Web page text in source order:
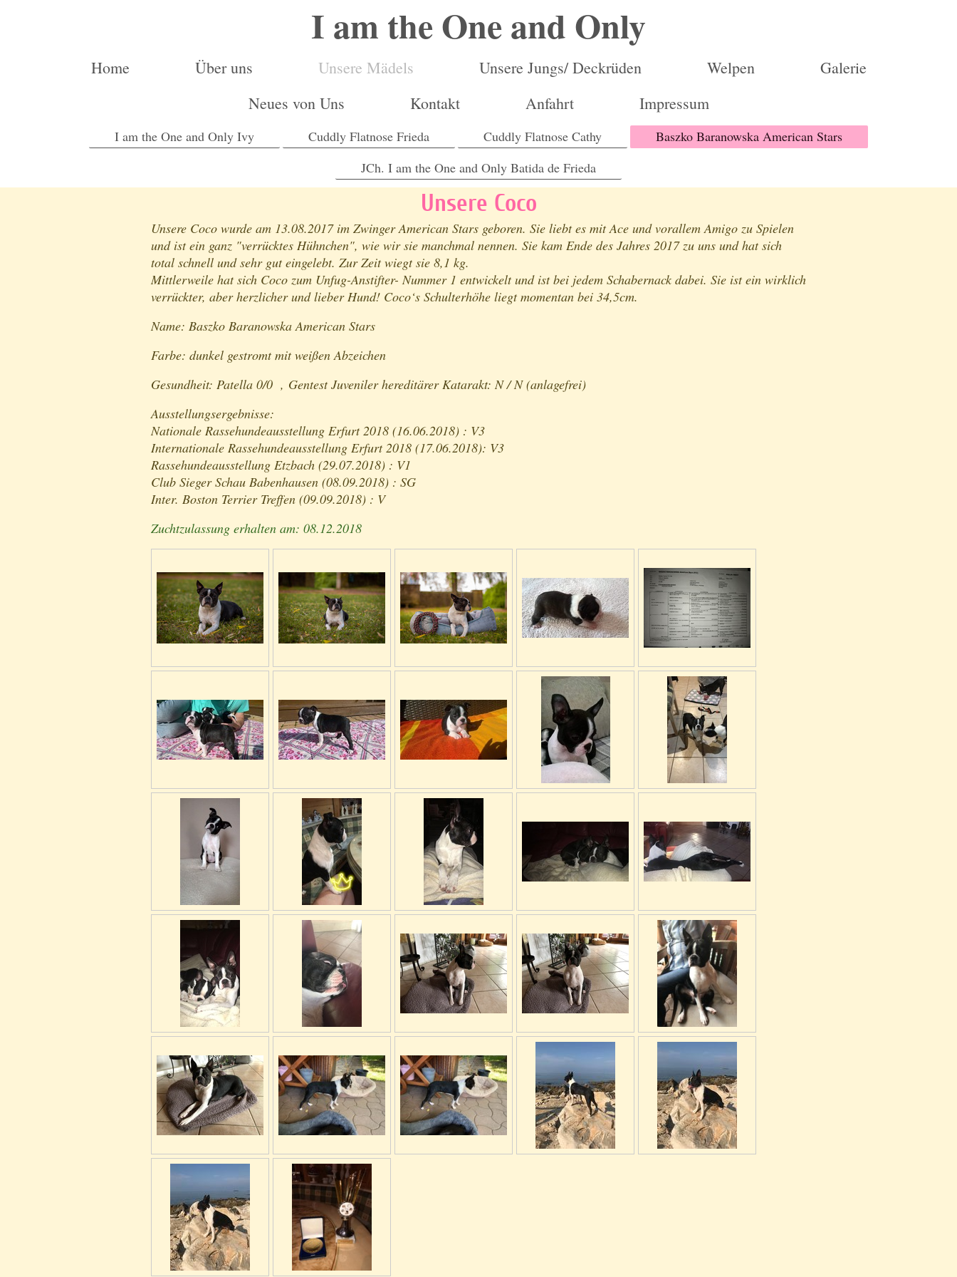
I am the One and Only
Home Über uns Unsere Mädels Unsere Jungs/ Deckrüden Welpen
Galerie
Neues von Uns
Kontakt Anfahrt Impressum
I am the One and Only Ivy Cuddly Flatnose Frieda Cuddly Flatnose Cathy
Baszko Baranowska American Stars
JCh. I am the One and Only Batida de Frieda
Unsere Coco
Unsere Coco wurde am 13.08.2017 im Zwinger American Stars geboren. Sie liebt es mit Ace und vorallem Amigo zu Spielen
und ist ein ganz "verrücktes Hühnchen", wie wir sie manchmal nennen. Sie kam Ende des Jahres 2017 zu uns und hat sich
total schnell und sehr gut eingelebt. Zur Zeit wiegt sie 8,1 kg.
Mittlerweile hat sich Coco zum Unfug-Anstifter- Nummer 1 entwickelt und ist bei jedem Schabernack dabei. Sie ist ein wirklich
verrückter, aber herzlicher und lieber Hund! Coco‘s Schulterhöhe liegt momentan bei 34,5cm.
Name: Baszko Baranowska American Stars
Farbe: dunkel gestromt mit weißen Abzeichen
Gesundheit: Patella 0/0 , Gentest Juveniler hereditärer Katarakt: N / N (anlagefrei)
Ausstellungsergebnisse:
Nationale Rassehundeausstellung Erfurt 2018 (16.06.2018) : V3
Internationale Rassehundeausstellung Erfurt 2018 (17.06.2018): V3
Rassehundeausstellung Etzbach (29.07.2018) : V1
Club Sieger Schau Babenhausen (08.09.2018) : SG
Inter. Boston Terrier Treffen (09.09.2018) : V
Zuchtzulassung erhalten am: 08.12.2018